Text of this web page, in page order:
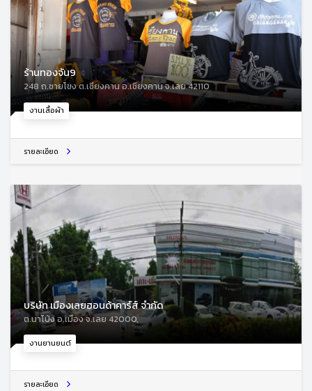
งานเสื้อผ้า
ร้านทองจัน9
248 ถ.ชายโขง ต.เชียงคาน อ.เชียงคาน จ.เลย 42110
รายละเอียด
งานยานยนต์
บริษัท เมืองเลยฮอนด้าคาร์ส์ จำกัด
ต.นาโป่ง อ.เมือง จ.เลย 42000,
รายละเอียด